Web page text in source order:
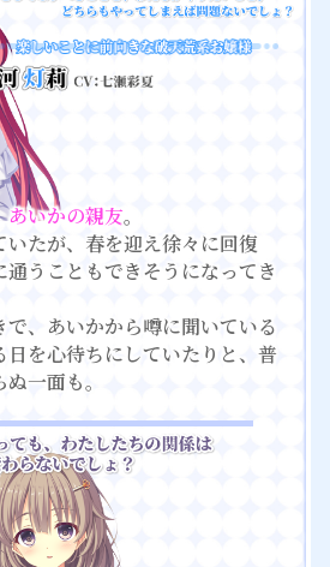
あいかの親友。
たが、春を迎え徐々に回復
通うこともできそうになってき
、あいかから噂に聞いている
日を心待ちにしていたりと、普
一面も。